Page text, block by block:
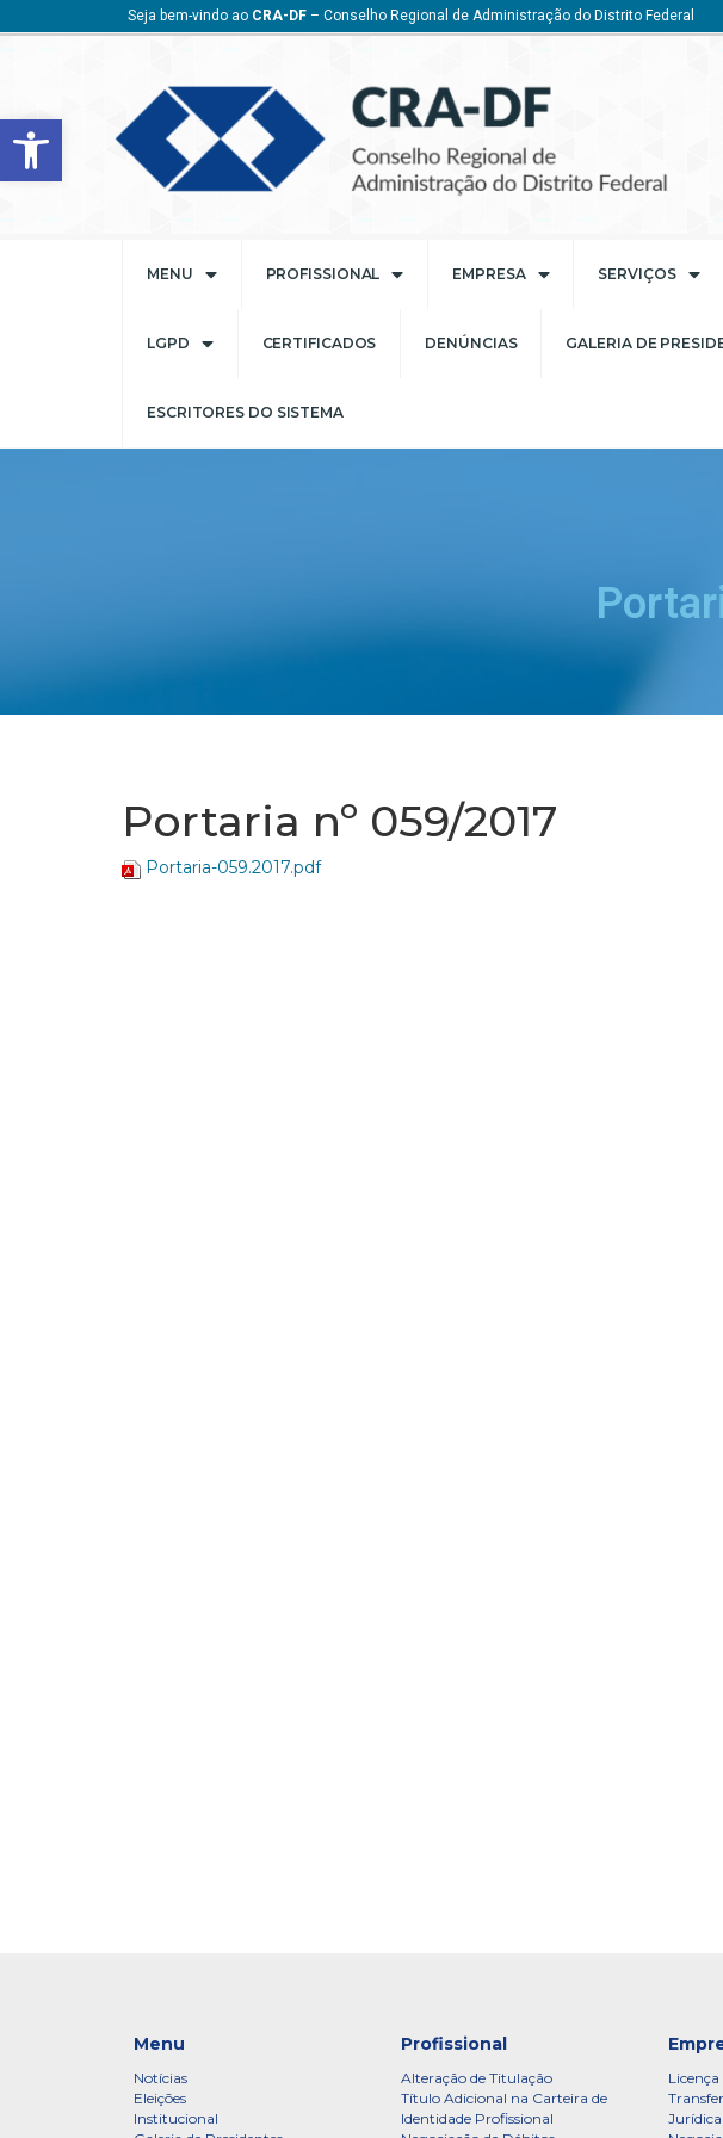
Barra de Ferramentas Aberta
Seja bem-vindo ao CRA-DF – Conselho Regional de Administração do Distrito Federal
MENU PROFISSIONAL EMPRESA SERVIÇOS
LGPD CERTIFICADOS DENÚNCIAS GALERIA DE
ESCRITORES DO SISTEMA
Portaria nº 059/2017
Portaria-059.2017.pdf
Menu
Notícias
Eleições
Institucional
Profissional
Alteração de Titulação
Título Adicional na Carteira de
Identidade Profissional
Jurídica